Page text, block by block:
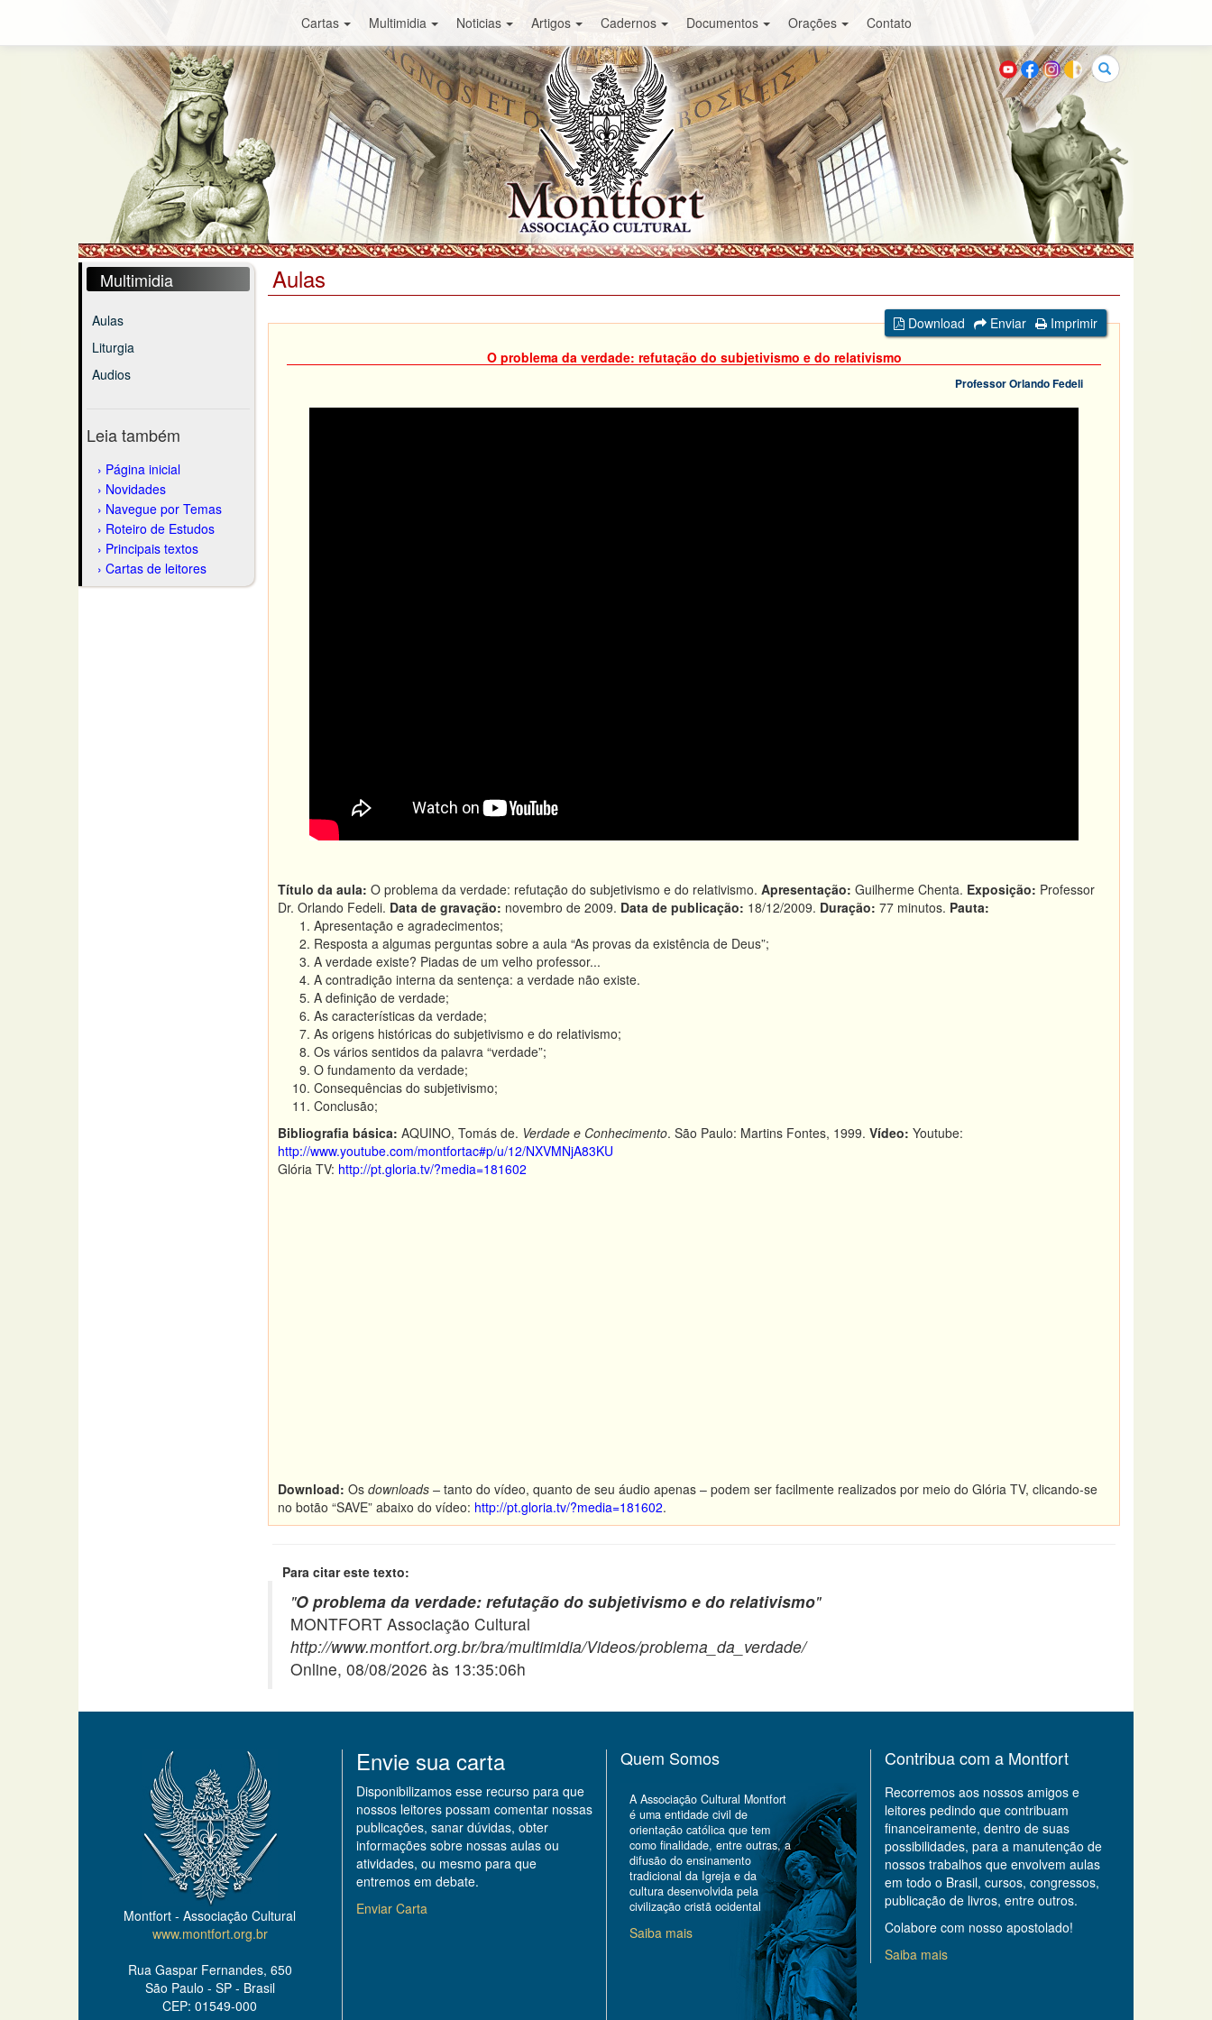
Cartas Multimidia Noticias Artigos Cadernos Documentos Orações Contato
Buscar
Multimidia
Aulas
Liturgia
Audios
Leia também
Página inicial
Novidades
Navegue por Temas
Roteiro de Estudos
Principais textos
Cartas de leitores
Aulas
Download Enviar
Imprimir
O problema da verdade: refutação do subjetivismo e do relativismo
Professor Orlando Fedeli
Título da aula: O problema da verdade: refutação do subjetivismo e do relativismo. Apresentação: Guilherme Chenta. Exposição: Professor
Dr. Orlando Fedeli. Data de gravação: novembro de 2009. Data de publicação: 18/12/2009. Duração: 77 minutos. Pauta:
Apresentação e agradecimentos;
Resposta a algumas perguntas sobre a aula “As provas da existência de Deus”;
A verdade existe? Piadas de um velho professor...
A contradição interna da sentença: a verdade não existe.
A definição de verdade;
As características da verdade;
As origens históricas do subjetivismo e do relativismo;
Os vários sentidos da palavra “verdade”;
O fundamento da verdade;
Consequências do subjetivismo;
Conclusão;
Bibliografia básica: AQUINO, Tomás de. Verdade e Conhecimento. São Paulo: Martins Fontes, 1999. Vídeo: Youtube:
http://www.youtube.com/montfortac#p/u/12/NXVMNjA83KU
Glória TV: http://pt.gloria.tv/?media=181602
Download: Os downloads – tanto do vídeo, quanto de seu áudio apenas – podem ser facilmente realizados por meio do Glória TV, clicando-se
no botão “SAVE” abaixo do vídeo: http://pt.gloria.tv/?media=181602.
Para citar este texto:
"O problema da verdade: refutação do subjetivismo e do relativismo"
MONTFORT Associação Cultural
http://www.montfort.org.br/bra/multimidia/Videos/problema_da_verdade/
Online, 08/08/2026 às 13:35:06h
Montfort - Associação Cultural
www.montfort.org.br
Rua Gaspar Fernandes, 650
São Paulo - SP - Brasil
CEP: 01549-000
Envie sua carta
Disponibilizamos esse recurso para que
nossos leitores possam comentar nossas
publicações, sanar dúvidas, obter
informações sobre nossas aulas ou
atividades, ou mesmo para que
entremos em debate.
Enviar Carta
Quem Somos
A Associação Cultural Montfort
é uma entidade civil de
orientação católica que tem
como finalidade, entre outras, a
difusão do ensinamento
tradicional da Igreja e da
cultura desenvolvida pela
civilização cristã ocidental
Saiba mais
Contribua com a Montfort
Recorremos aos nossos amigos e
leitores pedindo que contribuam
financeiramente, dentro de suas
possibilidades, para a manutenção de
nossos trabalhos que envolvem aulas
em todo o Brasil, cursos, congressos,
publicação de livros, entre outros.
Colabore com nosso apostolado!
Saiba mais